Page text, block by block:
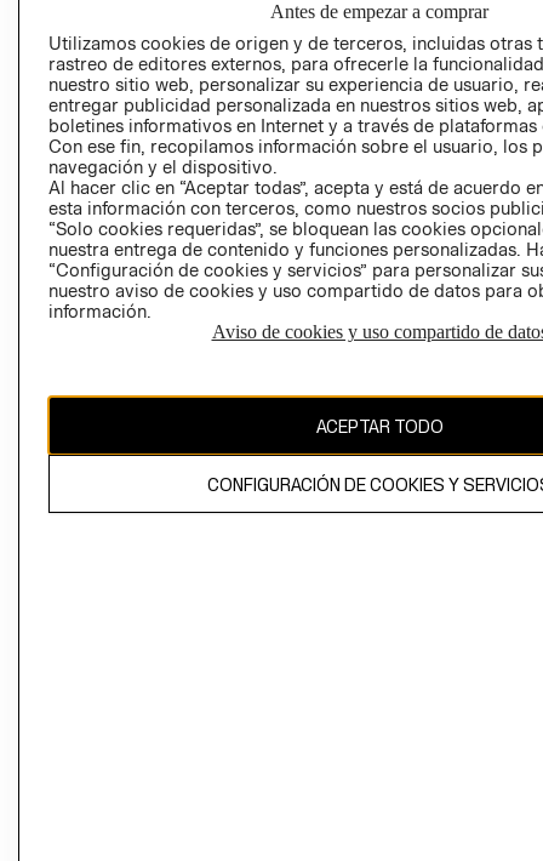
GIFT CARD
AVISO DE
Perú (S/)
CAMBIAR REGIÓN
propiedad de H&M Hennes & Mauritz AB
Antes de empezar a comprar
Utilizamos cookies de origen y de terceros, incluidas otras
rastreo de editores externos, para ofrecerle la
nuestro sitio web, personalizar su experiencia de usuario,
entregar publicidad personalizada en nuestros sitios web,
boletines informativos en Internet y a través de plataformas
Con ese fin, recopilamos información sobre el usuario, los
navegación y el dispositivo.
Al hacer clic en “Aceptar todas”, acepta y está de acuerdo
esta información con terceros, como nuestros socios
“Solo cookies requeridas”, se bloquean las cookies
nuestra entrega de contenido y funciones personalizadas.
“Configuración de cookies y servicios” para personalizar
nuestro aviso de cookies y uso compartido de datos para
información.
Aviso de cookies y uso compartido de
ACEPTAR TODO
CONFIGURACIÓN DE COOKIES Y